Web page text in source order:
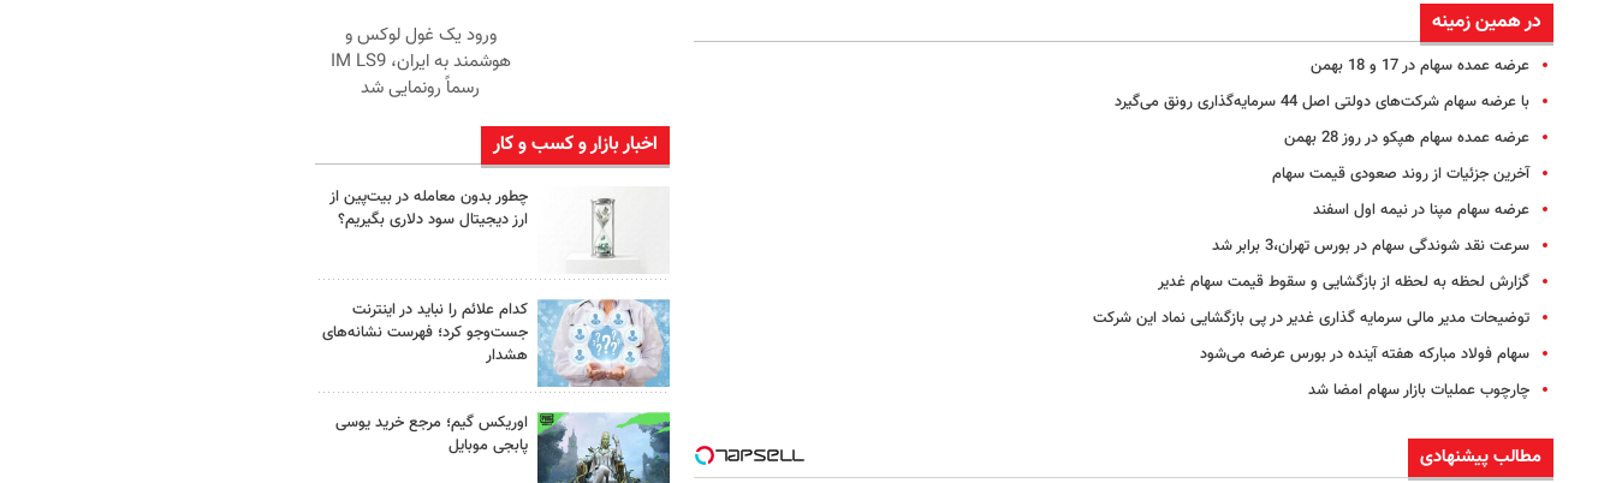
در همین زمینه
عرضه عمده سهام در 17 و 18 بهمن
با عرضه سهام شرکت‌های دولتی اصل 44 سرمایه‌گذاری رونق می‌گیرد
عرضه عمده سهام هپکو در روز 28 بهمن
آخرین جزئیات از روند صعودی قیمت سهام
عرضه سهام مپنا در نیمه اول اسفند
سرعت نقد شوندگی سهام در بورس تهران،3 برابر شد
گزارش لحظه به لحظه از بازگشایی و سقوط قیمت سهام غدیر
توضیحات مدیر مالی سرمایه گذاری غدیر در پی بازگشایی نماد این شرکت
سهام فولاد مبارکه هفته آینده در بورس عرضه می‌شود
چارچوب عملیات بازار سهام امضا شد
مطالب پیشنهادی
ورود یک غول لوکس و
هوشمند به ایران، IM LS9
رسماً رونمایی شد
اخبار بازار و کسب و کار
چطور بدون معامله در بیت‌پین از
ارز دیجیتال سود دلاری بگیریم؟
کدام علائم را نباید در اینترنت
جست‌وجو کرد؛ فهرست نشانه‌های
هشدار
اوریکس گیم؛ مرجع خرید یوسی
پابجی موبایل